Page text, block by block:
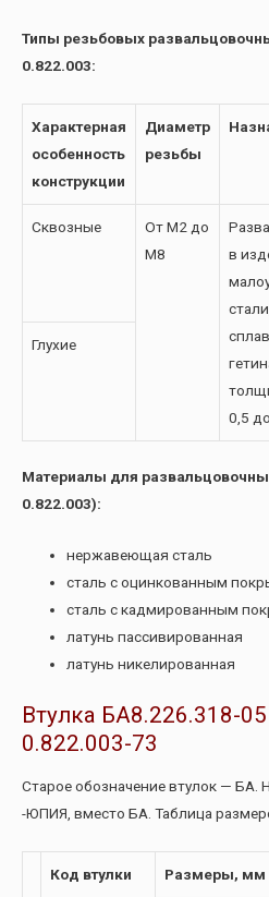
Типы резьбовых
0.822.003:
Характерная
особенность
конструкции
Диаметр
резьбы
Сквозные
От М2 до
М8
в
0,5
Глухие
Материалы для
0.822.003):
нержавеющая сталь
сталь с оцинкованным
сталь с кадмированным
латунь пассивированная
латунь никелированная
Втулка БА8.226.318-
0.822.003-73
Старое обозначение втулок — БА.
-ЮПИЯ, вместо БА. Таблица
Код втулки Размеры, мм